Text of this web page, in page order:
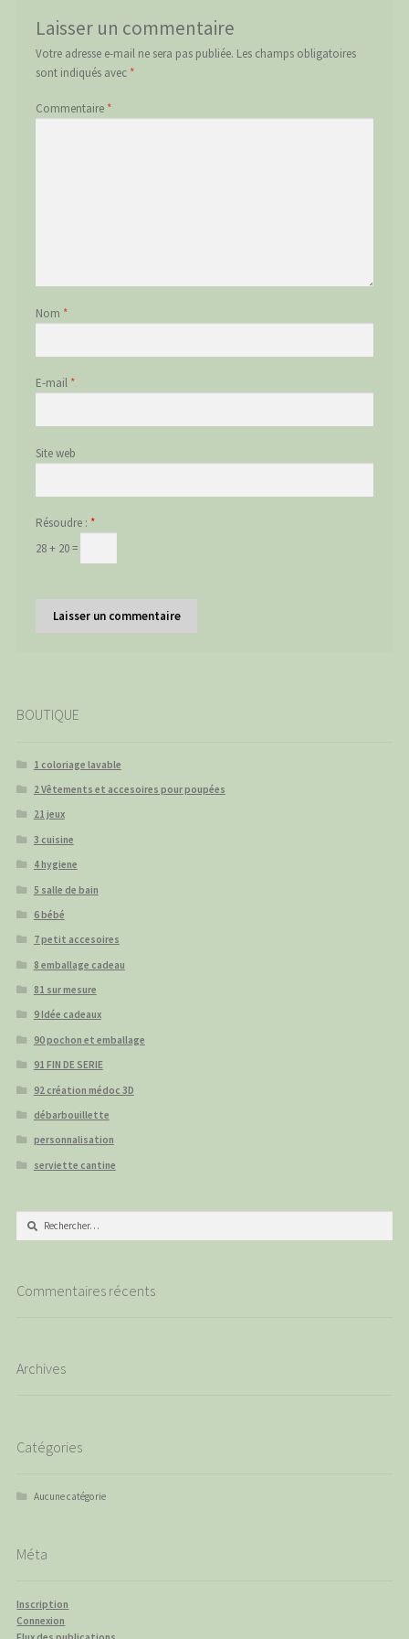
Laisser un commentaire
Votre adresse e-mail ne sera pas publiée. Les champs obligatoires
sont indiqués avec *
Commentaire *
Nom *
E-mail *
Site web
Résoudre : *
28 + 20 =
BOUTIQUE
1 coloriage lavable
2 Vêtements et accesoires pour poupées
21 jeux
3 cuisine
4 hygiene
5 salle de bain
6 bébé
7 petit accesoires
8 emballage cadeau
81 sur mesure
9 Idée cadeaux
90 pochon et emballage
91 FIN DE SERIE
92 création médoc 3D
débarbouillette
personnalisation
serviette cantine
Rechercher :
Commentaires récents
Archives
Catégories
Aucune catégorie
Méta
Inscription
Connexion